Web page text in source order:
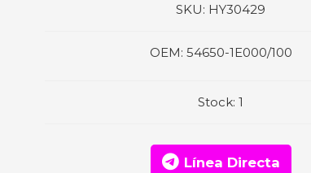
SKU: HY30429
OEM: 54650-1E000/100
Stock: 1
Línea Directa